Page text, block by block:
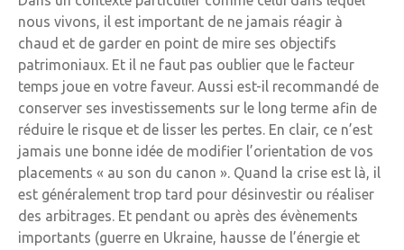
nous vivons, il est important de ne jamais réagir à
chaud et de garder en point de mire ses objectifs
patrimoniaux. Et il ne faut pas oublier que le facteur
temps joue en votre faveur. Aussi est-il recommandé de
conserver ses investissements sur le long terme afin de
réduire le risque et de lisser les pertes. En clair, ce n’est
jamais une bonne idée de modifier l’orientation de vos
placements « au son du canon ». Quand la crise est là, il
est généralement trop tard pour désinvestir ou réaliser
des arbitrages. Et pendant ou après des évènements
importants (guerre en Ukraine, hausse de l’énergie et